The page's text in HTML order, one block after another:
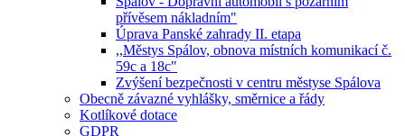
přívěsem nákladním"
Úprava Panské zahrady II. etapa
,,Městys Spálov, obnova místních komunikací č.
59c a 18c"
Zvýšení bezpečnosti v centru městyse Spálova
Obecně závazné vyhlášky, směrnice a řády
Kotlíkové dotace
GDPR